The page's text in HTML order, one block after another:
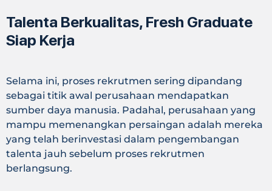
Talenta Berkualitas, Fresh Graduate
Siap Kerja
Selama ini, proses rekrutmen sering dipandang
sebagai titik awal perusahaan mendapatkan
sumber daya manusia. Padahal, perusahaan yang
mampu memenangkan persaingan adalah mereka
yang telah berinvestasi dalam pengembangan
talenta jauh sebelum proses rekrutmen
berlangsung.